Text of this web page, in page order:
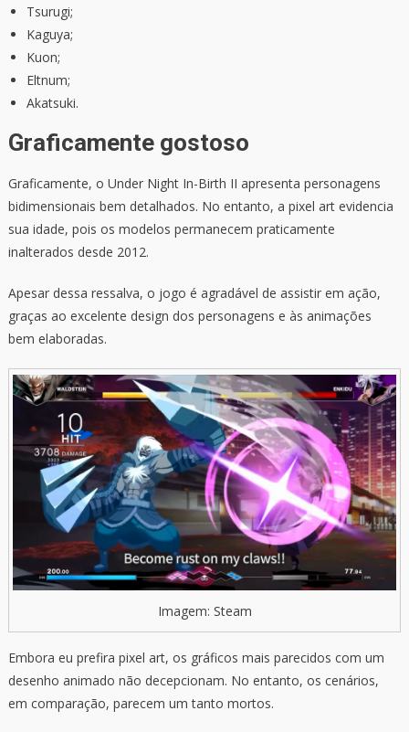
Tsurugi;
Kaguya;
Kuon;
Eltnum;
Akatsuki.
Graficamente gostoso
Graficamente, o Under Night In-Birth II apresenta personagens
bidimensionais bem detalhados. No entanto, a pixel art evidencia
sua idade, pois os modelos permanecem praticamente
inalterados desde 2012.
Apesar dessa ressalva, o jogo é agradável de assistir em ação,
graças ao excelente design dos personagens e às animações
bem elaboradas.
Imagem: Steam
Embora eu prefira pixel art, os gráficos mais parecidos com um
desenho animado não decepcionam. No entanto, os cenários,
em comparação, parecem um tanto mortos.